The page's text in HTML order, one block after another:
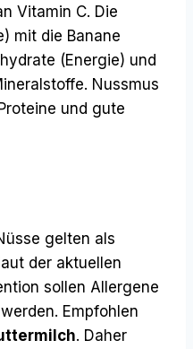
Vitamin C. Die
mit die Banane
(Energie) und
Nussmus
und gute
gelten als
der aktuellen
sollen Allergene
Empfohlen
. Daher